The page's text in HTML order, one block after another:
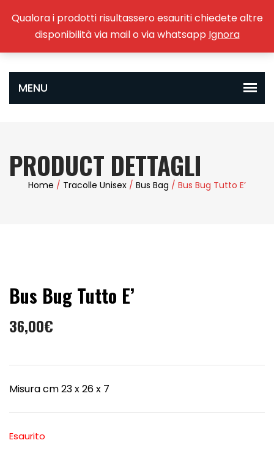
PRODUCT DETTAGLI
Home / Tracolle Unisex / Bus Bag / Bus Bug Tutto E’
Bus Bug Tutto E’
36,00€
Misura cm 23 x 26 x 7
Esaurito
Qualora i prodotti risultassero esauriti chiedete altre
disponibilità via mail o via whatsapp Ignora